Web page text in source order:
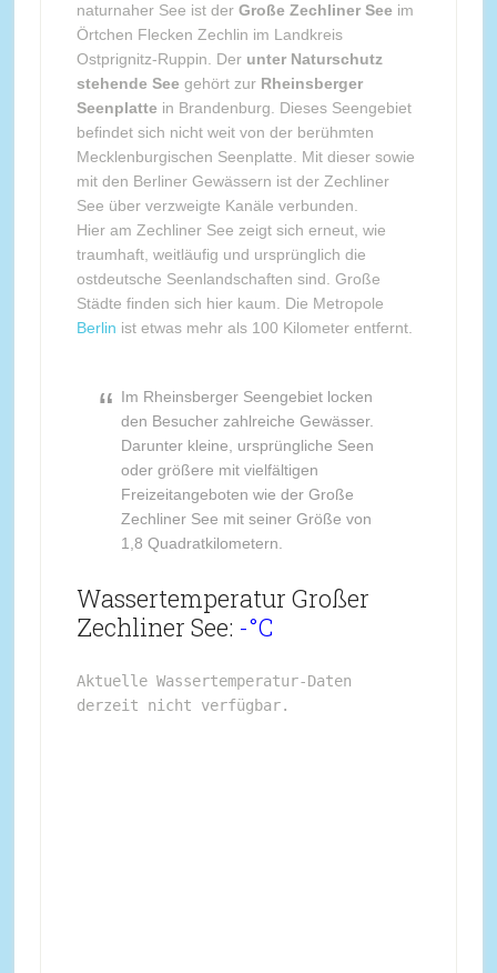
naturnaher See ist der Große Zechliner See im
Örtchen Flecken Zechlin im Landkreis
Ostprignitz-Ruppin. Der unter Naturschutz
stehende See gehört zur Rheinsberger
Seenplatte in Brandenburg. Dieses Seengebiet
befindet sich nicht weit von der berühmten
Mecklenburgischen Seenplatte. Mit dieser sowie
mit den Berliner Gewässern ist der Zechliner
See über verzweigte Kanäle verbunden.
Hier am Zechliner See zeigt sich erneut, wie
traumhaft, weitläufig und ursprünglich die
ostdeutsche Seenlandschaften sind. Große
Städte finden sich hier kaum. Die Metropole
Berlin ist etwas mehr als 100 Kilometer entfernt.
Im Rheinsberger Seengebiet locken
den Besucher zahlreiche Gewässer.
Darunter kleine, ursprüngliche Seen
oder größere mit vielfältigen
Freizeitangeboten wie der Große
Zechliner See mit seiner Größe von
1,8 Quadratkilometern.
Wassertemperatur Großer
Zechliner See: -°C
Aktuelle Wassertemperatur-Daten
derzeit nicht verfügbar.